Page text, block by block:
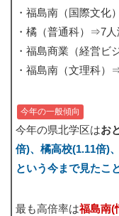
・福島南（国際文化
・橘（普通科）⇒7
・福島商業（経営
・福島南（文理科）
今年の一般傾向
今年の県北学区はお
倍)、橘高校(1.11倍)
という今まで見たこ
最も高倍率は福島南(